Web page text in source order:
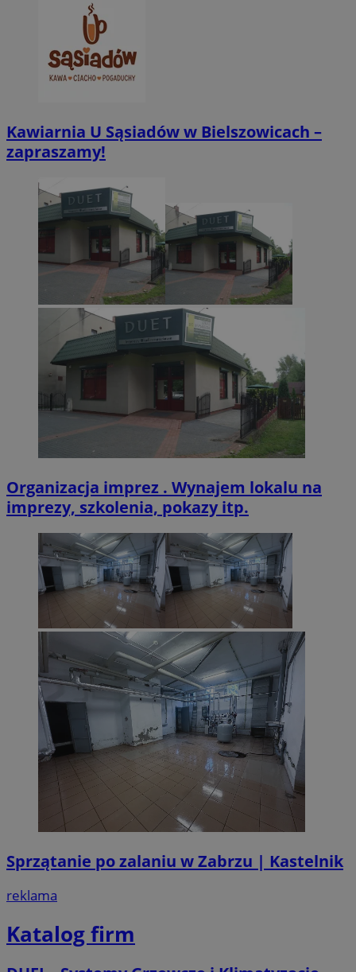
Kawiarnia U Sąsiadów w Bielszowicach –
zapraszamy!
Organizacja imprez . Wynajem lokalu na
imprezy, szkolenia, pokazy itp.
Sprzątanie po zalaniu w Zabrzu | Kastelnik
reklama
Katalog firm